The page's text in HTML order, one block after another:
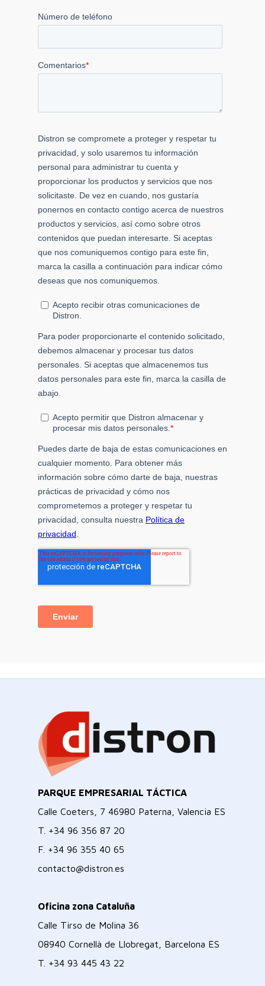
PARQUE EMPRESARIAL TÁCTICA
Calle Coeters, 7 46980 Paterna, Valencia ES
T. +34 96 356 87 20
F. +34 96 355 40 65
contacto@distron.es
Oficina zona Cataluña
Calle Tirso de Molina 36
08940 Cornellà de Llobregat, Barcelona ES
T. +34 93 445 43 22